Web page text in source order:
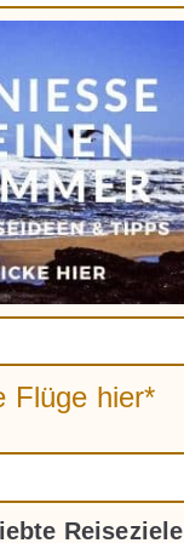
Flüge hier*
Reiseziele